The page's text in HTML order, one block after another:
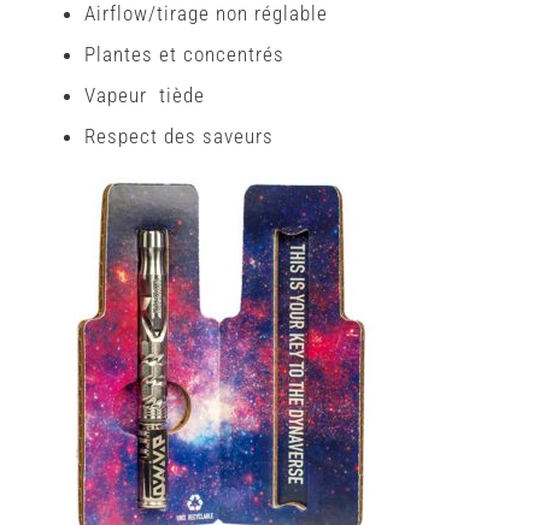
Airflow/tirage non réglable
Plantes et concentrés
Vapeur tiède
Respect des saveurs